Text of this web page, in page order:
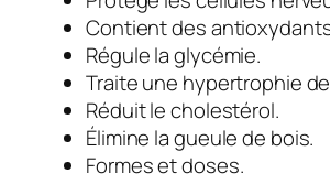
Contient des
Régule la glycémie.
Traite une hypertrophie
Réduit le cholestérol.
Élimine la gueule de bois.
Formes et doses.